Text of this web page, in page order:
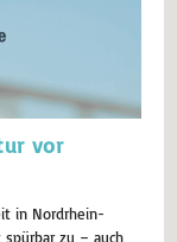
vor
in Nordrhein-
zu – auch